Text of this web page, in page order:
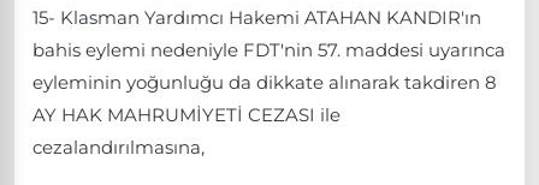
15- Klasman Yardımcı Hakemi ATAHAN KANDIR'ın
bahis eylemi nedeniyle FDT'nin 57. maddesi uyarınca
eyleminin yoğunluğu da dikkate alınarak takdiren 8
AY HAK MAHRUMİYETİ CEZASI ile
cezalandırılmasına,